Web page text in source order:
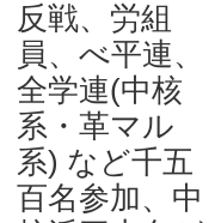
反戦、労組
員、べ平連、
全学連(中核
系・革マル
系) など千五
百名参加、中